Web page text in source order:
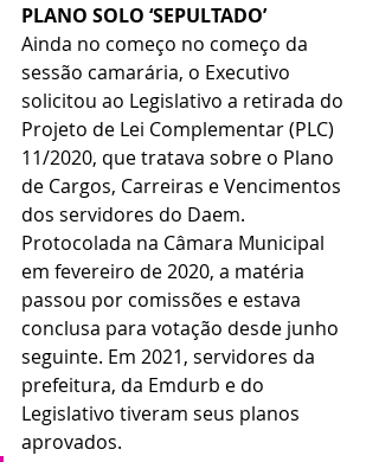
PLANO SOLO ‘SEPULTADO’
Ainda no começo no começo da
sessão camarária, o Executivo
solicitou ao Legislativo a retirada do
Projeto de Lei Complementar (PLC)
11/2020, que tratava sobre o Plano
de Cargos, Carreiras e Vencimentos
dos servidores do Daem.
Protocolada na Câmara Municipal
em fevereiro de 2020, a matéria
passou por comissões e estava
conclusa para votação desde junho
seguinte. Em 2021, servidores da
prefeitura, da Emdurb e do
Legislativo tiveram seus planos
aprovados.